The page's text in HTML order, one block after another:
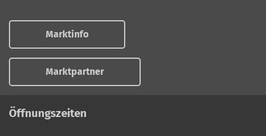
Marktinfo
Marktpartner
Öffnungszeiten